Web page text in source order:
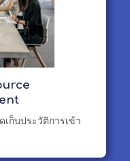
เก็บประวัติการเข้า